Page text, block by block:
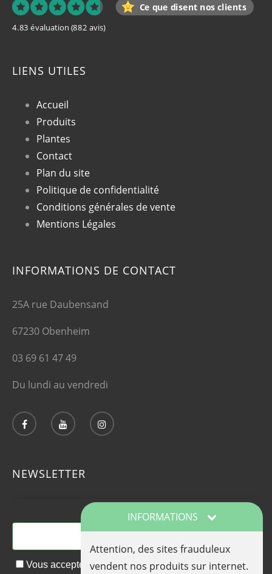
Ce que disent nos clients
4.83 évaluation (882 avis)
LIENS UTILES
Accueil
Produits
Plantes
Contact
Plan du site
Politique de confidentialité
Conditions générales de vente
Mentions Légales
INFORMATIONS DE CONTACT
25A rue Daubensand
67230 Obenheim
03 69 61 47 49
Du lundi au vendredi
NEWSLETTER
Vous acceptez de recevoir nos actualités et nos offres
INFORMATIONS
Attention, des sites frauduleux
vendent nos produits sur internet.